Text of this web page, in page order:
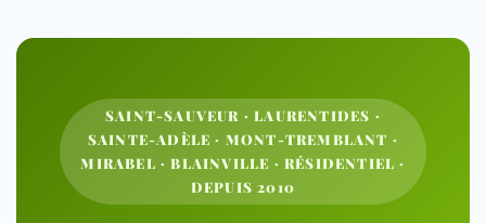
SAINT-SAUVEUR · LAURENTIDES ·
SAINTE-ADÈLE · MONT-TREMBLANT ·
MIRABEL · BLAINVILLE · RÉSIDENTIEL ·
DEPUIS 2010